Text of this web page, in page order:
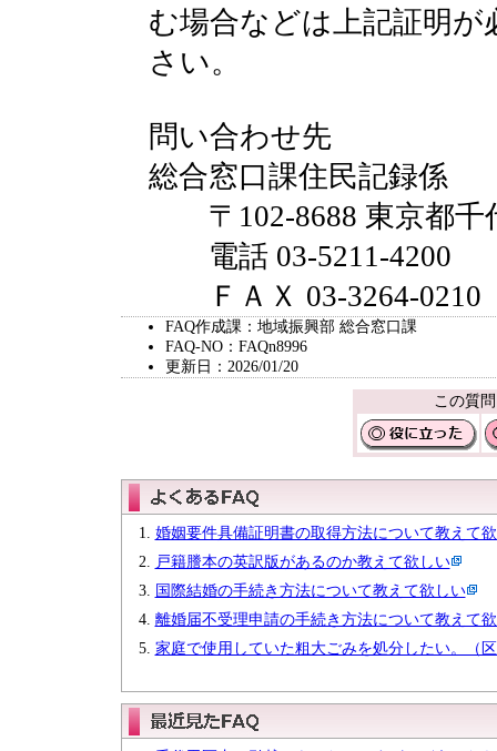
む場合などは上記証明
さい。
問い合わせ先
総合窓口課住民記録係
〒102-8688 東京都千
電話 03-5211-4200
ＦＡＸ 03-3264-0210
FAQ作成課：地域振興部 総合窓口課
FAQ-NO：FAQn8996
更新日：2026/01/20
この質
婚姻要件具備証明書の取得方法について教えて
戸籍謄本の英訳版があるのか教えて欲しい
国際結婚の手続き方法について教えて欲しい
離婚届不受理申請の手続き方法について教えて
家庭で使用していた粗大ごみを処分したい。（